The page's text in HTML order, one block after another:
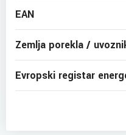
EAN
Zemlja porekla /
Evropski registar